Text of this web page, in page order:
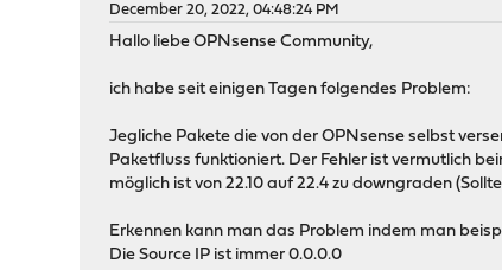
December 20, 2022, 04:48:24 PM
Hallo liebe OPNsense Community,
ich habe seit einigen Tagen folgendes Problem:
Jegliche Pakete die von der OPNsense selbst
Paketfluss funktioniert. Der Fehler ist vermutlich
möglich ist von 22.10 auf 22.4 zu downgraden
Erkennen kann man das Problem indem man
Die Source IP ist immer 0.0.0.0